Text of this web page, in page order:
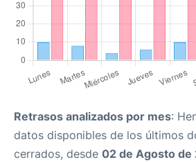
Retrasos analizados por mes:
datos disponibles de los últimos
cerrados, desde 02 de Agosto de